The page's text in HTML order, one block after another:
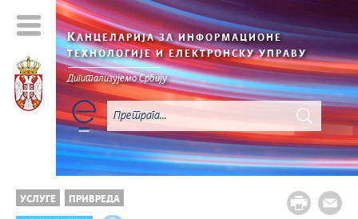
КАНЦЕЛАРИЈА ЗА ИНФОРМАЦИОНЕ
ТЕХНОЛОГИЈЕ И ЕЛЕКТРОНСКУ УПРАВУ
Дигитализујемо Србију
УСЛУГЕ ПРИВРЕДА